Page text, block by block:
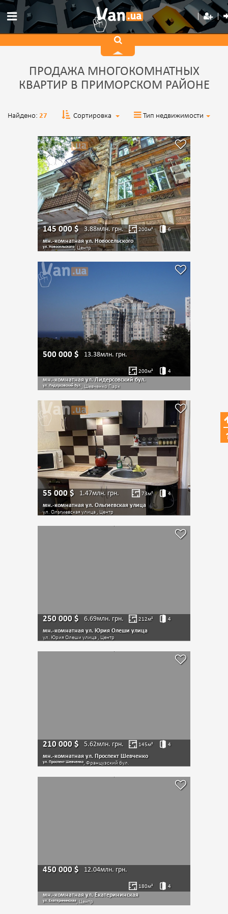
ПРОДАЖА МНОГОКОМНАТНЫХ
КВАРТИР В ПРИМОРСКОМ РАЙОНЕ
Найдено: 27 Сортировка Тип недвижимости
145 000$ 3.88млн.грн. 200м² 6
мн.-комнатная ул. Новосельского
ул. Новосельского, Центр
500 000 $ 13.38млн. грн.
200м² 4
мн.-комнатная ул. Лидерсовский бул.
ул. Лидерсовский бул., Шевченко Парк
55 000 $ 1.47млн. грн. 73м² 4
мн.-комнатная ул. Ольгиевская улица
ул. Ольгиевская улица , Центр
250 000 $ 6.69млн. грн. 212м² 4
мн.-комнатная ул. Юрия Олеши улица
ул. Юрия Олеши улица , Центр
210 000 $ 5.62млн. грн. 145м² 4
мн.-комнатная ул. Проспект Шевченко
ул. Проспект Шевченко, Французский бул.
450 000 $ 12.04млн. грн.
180м² 4
мн.-комнатная ул. Екатерининская
ул. Екатерининская, Центр